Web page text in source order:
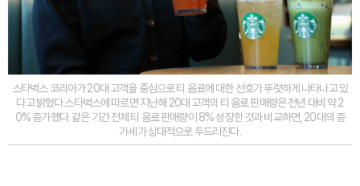
스타벅스 코리아가 20대 고객을 중심으로 티 음료에 대한 선호가 뚜렷하게 나타나고 있
다고 밝혔다.스타벅스에 따르면 지난해 20대 고객의 티 음료 판매량은 전년 대비 약 2
0% 증가했다. 같은 기간 전체 티 음료 판매량이 8% 성장한 것과 비교하면, 20대의 증
가세가 상대적으로 두드러진다.